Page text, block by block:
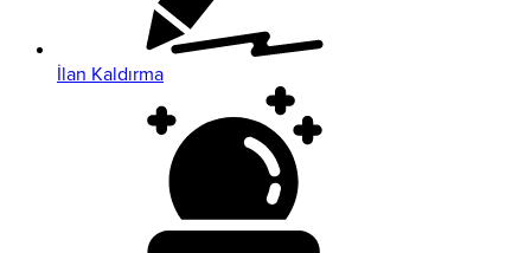
İlan Kaldırma